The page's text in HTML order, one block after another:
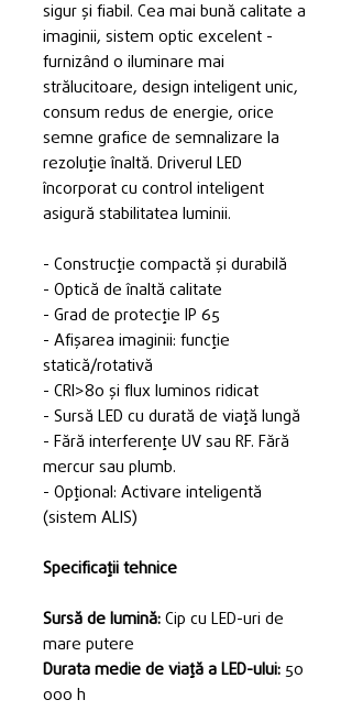
sigur și fiabil. Cea mai bună calitate a
imaginii, sistem optic excelent -
furnizând o iluminare mai
strălucitoare, design inteligent unic,
consum redus de energie, orice
semne grafice de semnalizare la
rezoluție înaltă. Driverul LED
încorporat cu control inteligent
asigură stabilitatea luminii.
- Construcție compactă și durabilă
- Optică de înaltă calitate
- Grad de protecție IP 65
- Afișarea imaginii: funcție
statică/rotativă
- CRI>80 și flux luminos ridicat
- Sursă LED cu durată de viață lungă
- Fără interferențe UV sau RF. Fără
mercur sau plumb.
- Opțional: Activare inteligentă
(sistem ALIS)
Specificații tehnice
Sursă de lumină: Cip cu LED-uri de
mare putere
Durata medie de viață a LED-ului: 50
000 h